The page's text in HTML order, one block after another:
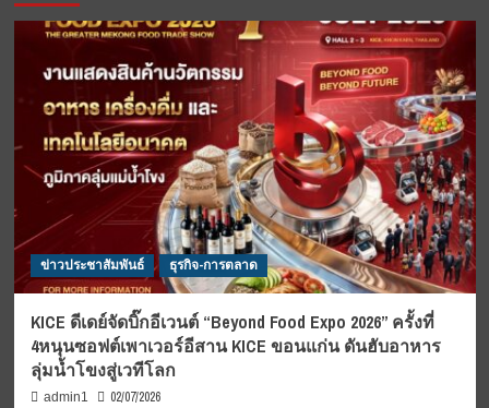
ข่าวประชาสัมพันธ์ ธุรกิจ-การตลาด
KICE ดีเดย์จัดบิ๊กอีเวนต์ “Beyond Food Expo 2026” ครั้งที่
4หนุนซอฟต์เพาเวอร์อีสาน KICE ขอนแก่น ดันฮับอาหาร
ลุ่มน้ำโขงสู่เวทีโลก
admin1 02/07/2026